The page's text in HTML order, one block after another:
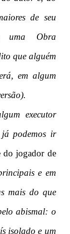
de seu
uma Obra
que alguém
em algum
executor
já podemos ir
do jogador de
e em
mais do que
abismal: o
isolado e um